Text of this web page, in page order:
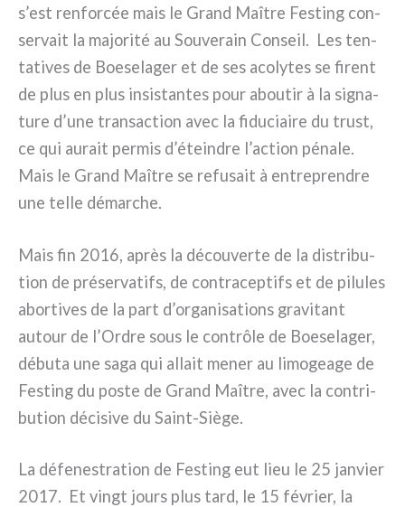
s’est ren­for­cée mais le Grand Maître Festing con­
ser­vait la majo­ri­té au Souverain Conseil. Les ten­
ta­ti­ves de Boeselager et de ses aco­ly­tes se firent
de plus en plus insi­stan­tes pour abou­tir à la signa­
tu­re d’une tran­sac­tion avec la fidu­ciai­re du tru­st,
ce qui aurait per­mis d’éteindre l’action péna­le.
Mais le Grand Maître se refu­sait à entre­pren­dre
une tel­le démar­che.
Mais fin 2016, après la décou­ver­te de la distri­bu­
tion de pré­ser­va­tifs, de con­tra­cep­tifs et de pilu­les
abor­ti­ves de la part d’organisations gra­vi­tant
autour de l’Ordre sous le con­trô­le de Boeselager,
débu­ta une saga qui allait mener au limo­gea­ge de
Festing du poste de Grand Maître, avec la con­tri­
bu­tion déci­si­ve du Saint-Siège.
La défe­ne­stra­tion de Festing eut lieu le 25 jan­vier
2017. Et vingt jours plus tard, le 15 février, la